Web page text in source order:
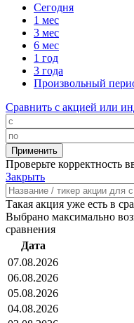
Сегодня
1 мес
3 мес
6 мес
1 год
3 года
Произвольный
Сравнить с акцией или
Проверьте корректность
Закрыть
Такая акция уже есть в
Выбрано максимально
сравнения
Дата
07.08.2026
06.08.2026
05.08.2026
04.08.2026